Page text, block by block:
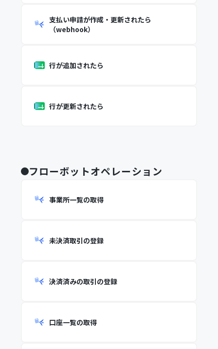
支払い申請が作成・更新されたら
（webhook）
行が追加されたら
行が更新されたら
フローボットオペレーション
事業所一覧の取得
未決済取引の登録
決済済みの取引の登録
口座一覧の取得